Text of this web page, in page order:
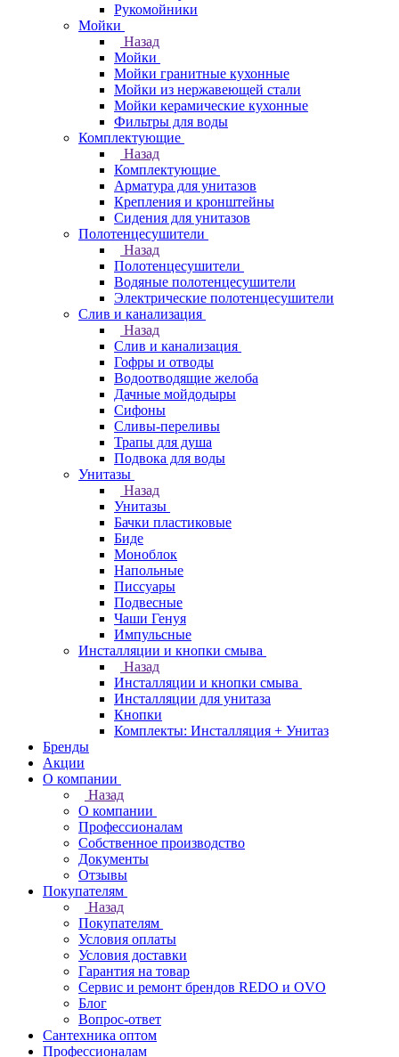
Рукомойники
Мойки
Назад
Мойки
Мойки гранитные кухонные
Мойки из нержавеющей стали
Мойки керамические кухонные
Фильтры для воды
Комплектующие
Назад
Комплектующие
Арматура для унитазов
Крепления и кронштейны
Сидения для унитазов
Полотенцесушители
Назад
Полотенцесушители
Водяные полотенцесушители
Электрические полотенцесушители
Слив и канализация
Назад
Слив и канализация
Гофры и отводы
Водоотводящие желоба
Дачные мойдодыры
Сифоны
Сливы-переливы
Трапы для душа
Подвока для воды
Унитазы
Назад
Унитазы
Бачки пластиковые
Биде
Моноблок
Напольные
Писсуары
Подвесные
Чаши Генуя
Импульсные
Инсталляции и кнопки смыва
Назад
Инсталляции и кнопки смыва
Инсталляции для унитаза
Кнопки
Комплекты: Инсталляция + Унитаз
Бренды
Акции
О компании
Назад
О компании
Профессионалам
Собственное производство
Документы
Отзывы
Покупателям
Назад
Покупателям
Условия оплаты
Условия доставки
Гарантия на товар
Сервис и ремонт брендов REDO и OVO
Блог
Вопрос-ответ
Сантехника оптом
Профессионалам